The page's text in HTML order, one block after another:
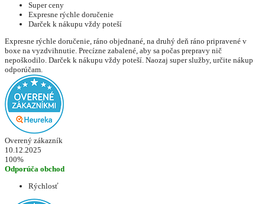
Super ceny
Expresne rýchle doručenie
Darček k nákupu vždy poteší
Expresne rýchle doručenie, ráno objednané, na druhý deň ráno pripravené v
boxe na vyzdvihnutie. Precízne zabalené, aby sa počas prepravy nič
nepoškodilo. Darček k nákupu vždy poteší. Naozaj super služby, určite nákup
odporúčam.
Overený zákazník
10.12.2025
100%
Odporúča obchod
Rýchlosť